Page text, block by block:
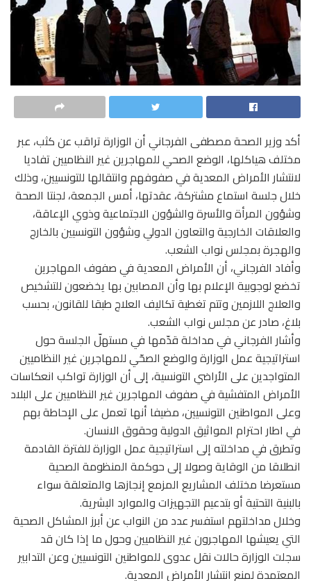
أكد وزير الصحة مصطفى الفرجاني أن الوزارة تراقب عن كثب، عبر
مختلف هياكلها، الوضع الصحي للمهاجرين غير النظاميين تفاديا
لانتشار الأمراض المعدية في صفوفهم وانتقالها للتونسيين، وذلك
خلال جلسة استماع مشتركة، عقدتها، أمس الجمعة، لجنتا الصحة
وشؤون المرأة والأسرة والشؤون الاجتماعية وذوي الإعاقة،
والعلاقات الخارجية والتعاون الدولي وشؤون التونسيين بالخارج
والهجرة بمجلس نواب الشعب.
وأفاد الفرجاني، أن الأمراض المعدية في صفوف المهاجرين
تخضع لوجوبية الإعلام بها وأن المصابين بها يخضعون للتشخيص
والعلاج اللازمين وتتم تغطية تكاليف العلاج طبقا للقانون، بحسب
بلاغ، صادر عن مجلس نواب الشعب.
وأشار الفرجاني في مداخلة قدّمها في مستهلّ الجلسة حول
استراتيجية عمل الوزارة والوضع الصحّي للمهاجرين غير النظاميين
المتواجدين على الأراضي التونسية، إلى أن الوزارة تواكب انعكاسات
الأمراض المتفشية في صفوف المهاجرين غير النظاميين على البلاد
وعلى المواطنين التونسيين، مضيفا أنها تعمل على الإحاطة بهم
في اطار احترام المواثيق الدولية وحقوق الانسان.
وتطرق في مداخلته إلى استراتيجية عمل الوزارة للفترة القادمة
انطلاقا من الوقاية وصولا إلى حوكمة المنظومة الصحية
مستعرضا مختلف المشاريع المزمع إنجازها والمتعلقة سواء
بالبنية التحتية أو بتدعيم التجهيزات والموارد البشرية.
وخلال مداخلتهم استفسر عدد من النواب عن أبرز المشاكل الصحية
التي يعيشها المهاجرون غير النظاميين وحول ما إذا كان قد
سجلت الوزارة حالات نقل عدوى للمواطنين التونسيين وعن التدابير
المعتمدة لمنع انتشار الأمراض المعدية.